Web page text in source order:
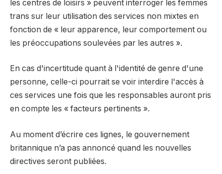
les centres de loisirs » peuvent interroger les femmes
trans sur leur utilisation des services non mixtes en
fonction de « leur apparence, leur comportement ou
les préoccupations soulevées par les autres ».⁠
⁠En cas d'incertitude quant à l'identité de genre d'une
personne, celle-ci pourrait se voir interdire l'accès à
ces services une fois que les responsables auront pris
en compte les « facteurs pertinents ».⁠
Au moment d’écrire ces lignes, le gouvernement
britannique n’a pas annoncé quand les nouvelles
directives seront publiées.